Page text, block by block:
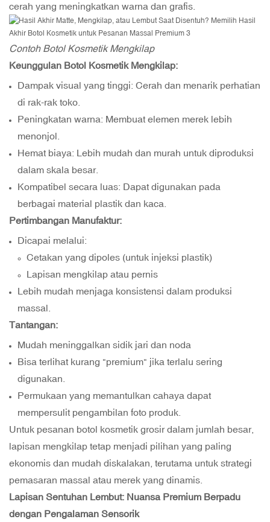
cerah yang meningkatkan warna dan grafis.
Contoh Botol Kosmetik Mengkilap
Keunggulan Botol Kosmetik Mengkilap:
Dampak visual yang tinggi: Cerah dan menarik perhatian
di rak-rak toko.
Peningkatan warna: Membuat elemen merek lebih
menonjol.
Hemat biaya: Lebih mudah dan murah untuk diproduksi
dalam skala besar.
Kompatibel secara luas: Dapat digunakan pada
berbagai material plastik dan kaca.
Pertimbangan Manufaktur:
Dicapai melalui:
Cetakan yang dipoles (untuk injeksi plastik)
Lapisan mengkilap atau pernis
Lebih mudah menjaga konsistensi dalam produksi
massal.
Tantangan:
Mudah meninggalkan sidik jari dan noda
Bisa terlihat kurang "premium" jika terlalu sering
digunakan.
Permukaan yang memantulkan cahaya dapat
mempersulit pengambilan foto produk.
Untuk pesanan botol kosmetik grosir dalam jumlah besar,
lapisan mengkilap tetap menjadi pilihan yang paling
ekonomis dan mudah diskalakan, terutama untuk strategi
pemasaran massal atau merek yang dinamis.
Lapisan Sentuhan Lembut: Nuansa Premium Berpadu
dengan Pengalaman Sensorik